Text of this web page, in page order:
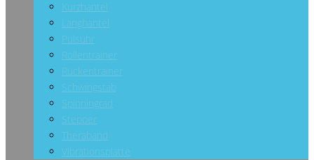
Kurzhantel
Langhantel
Pulsuhr
Rollentrainer
Rückentrainer
Schwingstab
Spinningrad
Stepper
Theraband
Vibrationsplatte